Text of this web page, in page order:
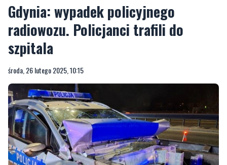
szpitala
środa, 26 lutego 2025, 10:15